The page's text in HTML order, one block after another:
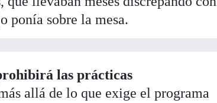
ponía sobre la mesa.
las prácticas
allá de lo que exige el programa